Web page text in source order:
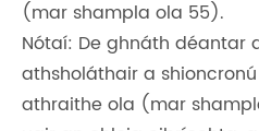
(mar shampla ola 55).
Nótaí: De ghnáth déantar
athsholáthair a
athraithe ola (mar